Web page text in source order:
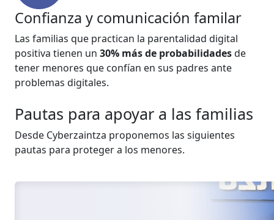
Confianza y comunicación familar
Las familias que practican la parentalidad digital
positiva tienen un 30% más de probabilidadesde
tener menores que confían en sus padres ante
problemas digitales.
Pautas para apoyar a las familias
Desde Cyberzaintza proponemos las siguientes
pautas para proteger a los menores.